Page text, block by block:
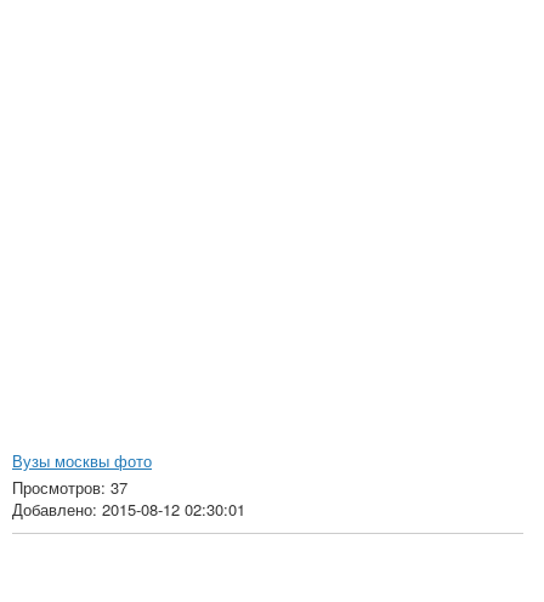
Вузы москвы фото
Просмотров: 37
Добавлено: 2015-08-12 02:30:01